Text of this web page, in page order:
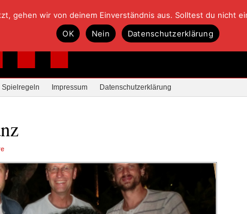
Spielregeln Impressum Datenschutzerklärung
gehen wir von deinem Einverständnis aus. Solltest du nicht
OK
Nein Datenschutzerklärung